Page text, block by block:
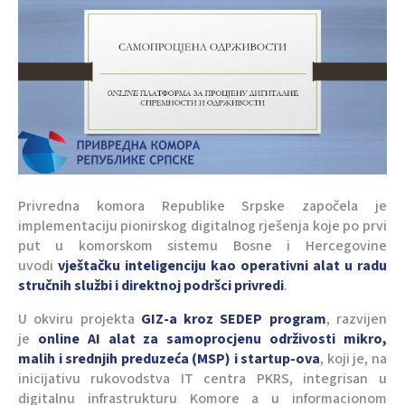
Privredna komora Republike Srpske započela je
implementaciju pionirskog digitalnog rješenja koje po prvi
put u komorskom sistemu Bosne i Hercegovine
uvodi vještačku inteligenciju kao operativni alat u radu
stručnih službi i direktnoj podršci privredi.
U okviru projekta GIZ-a kroz SEDEP program, razvijen
je online AI alat za samoprocjenu održivosti mikro,
malih i srednjih preduzeća (MSP) i startup-ova, koji je, na
inicijativu rukovodstva IT centra PKRS, integrisan u
digitalnu infrastrukturu Komore a u informacionom